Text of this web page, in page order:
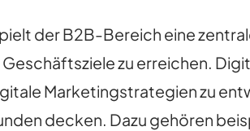
der B2B-Bereich eine
Geschäftsziele zu erreichen.
Marketingstrategien zu
decken. Dazu gehören